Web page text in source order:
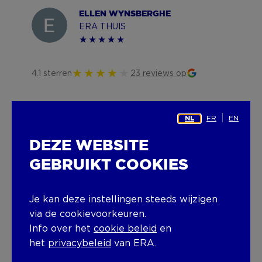
ELLEN WYNSBERGHE
ERA THUIS
4.1 sterren 23 reviews op
KOMEN WERKEN?
Heb je vragen of wil je meer informatie?
NL FR EN
DEZE WEBSITE
GEBRUIKT COOKIES
Je kan deze instellingen steeds wijzigen
via de cookievoorkeuren.
Info over het cookie beleid en
het privacybeleid van ERA.